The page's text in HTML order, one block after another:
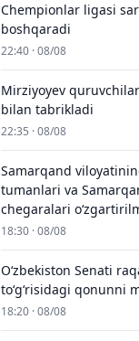
Chempionlar ligasi
boshqaradi
22:40 · 08/08
Mirziyoyev
bilan tabrikladi
22:35 · 08/08
Samarqand
tumanlari va
chegaralari
18:30 · 08/08
Oʻzbekiston Senati
toʻgʻrisidagi qonunni
18:20 · 08/08